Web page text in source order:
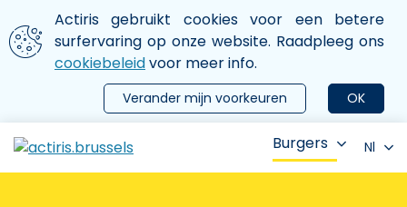
Aller au contenu principal
We gebruiken cookies
Actiris gebruikt cookies voor een betere
surfervaring op onze website. Raadpleeg ons
cookiebeleidvoor meer info.
OK
Verander mijn voorkeuren
le menu
Burgers Nl